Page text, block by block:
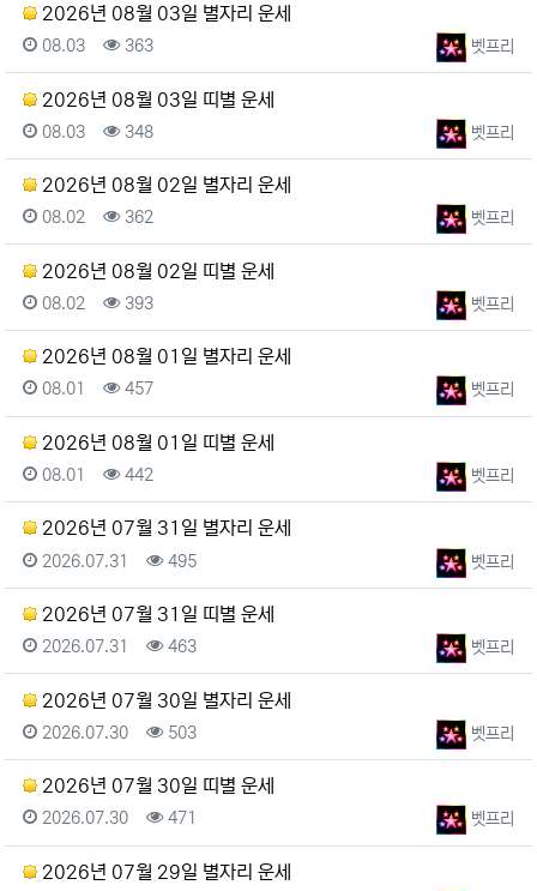
2026년 08월 03일 별자리 운세
등록자벳프리
등록일
08.03 조회
363
2026년 08월 03일 띠별 운세
등록자벳프리
등록일
08.03 조회
348
2026년 08월 02일 별자리 운세
등록자벳프리
등록일
08.02 조회
362
2026년 08월 02일 띠별 운세
등록자벳프리
등록일
08.02 조회
393
2026년 08월 01일 별자리 운세
등록자벳프리
등록일
08.01 조회
457
2026년 08월 01일 띠별 운세
등록자벳프리
등록일
08.01 조회
442
2026년 07월 31일 별자리 운세
등록자벳프리
등록일
2026.07.31 조회
495
2026년 07월 31일 띠별 운세
등록자벳프리
등록일
2026.07.31 조회
463
2026년 07월 30일 별자리 운세
등록자벳프리
등록일
2026.07.30 조회
503
2026년 07월 30일 띠별 운세
등록자벳프리
등록일
2026.07.30 조회
471
2026년 07월 29일 별자리 운세